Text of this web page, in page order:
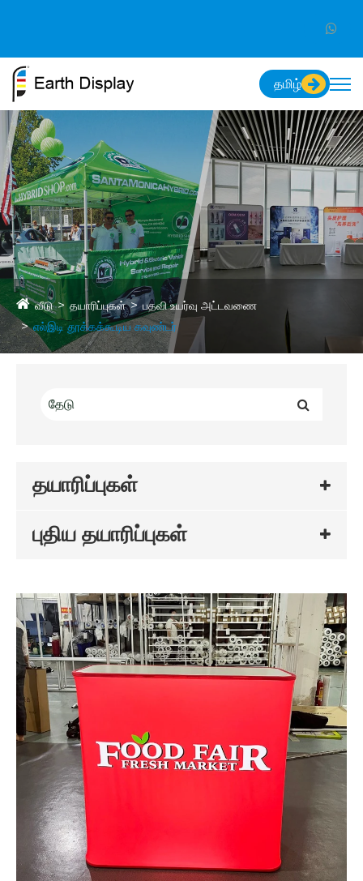
தமிழ்
வீடு தயாரிப்புகள்
பதவி உயர்வு அட்டவணை
எல்இடி தூக்கக்கூடிய கவுண்டர்
தயாரிப்புகள்
புதிய தயாரிப்புகள்